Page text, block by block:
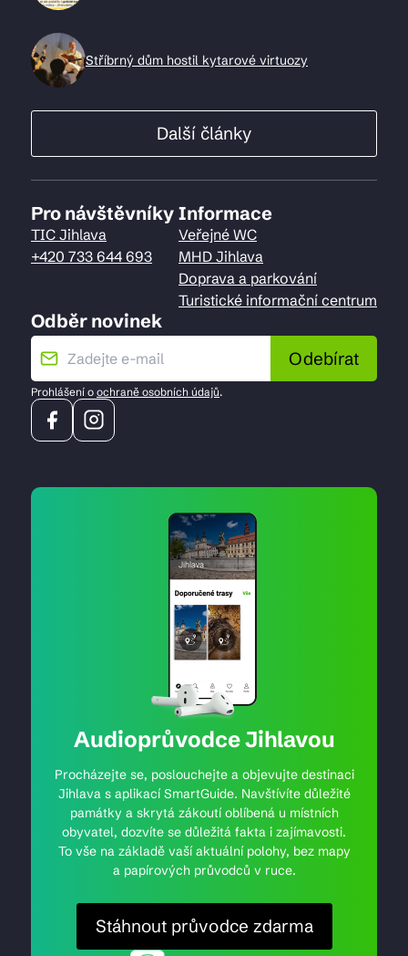
Stříbrný dům hostil kytarové virtuozy
Další články
Pro návštěvníky
TIC Jihlava
+420 733 644 693
Informace
Veřejné WC
MHD Jihlava
Doprava a parkování
Turistické informační centrum
Odběr novinek
Odebírat
Prohlášení o ochraně osobních údajů.
Audioprůvodce Jihlavou
Procházejte se, poslouchejte a objevujte destinaci
Jihlava s aplikací SmartGuide. Navštívíte důležité
památky a skrytá zákoutí oblíbená u místních
obyvatel, dozvíte se důležitá fakta i zajímavosti.
To vše na základě vaší aktuální polohy, bez mapy
a papírových průvodců v ruce.
Stáhnout průvodce zdarma